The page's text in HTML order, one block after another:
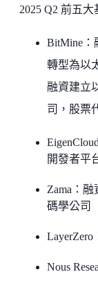
2025 Q2 前五
BitMine：
轉型為以
融資建立
司，股票
開發者平
Zama：
碼學公司
Nous